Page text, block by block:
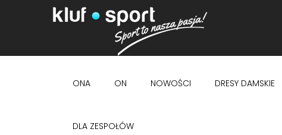
ONA ON NOWOŚCI DRESY DAMSKIE
DLA ZESPOŁÓW